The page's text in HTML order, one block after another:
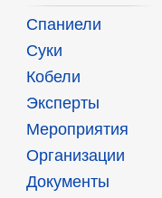
Спаниели
Суки
Кобели
Эксперты
Мероприятия
Организации
Документы